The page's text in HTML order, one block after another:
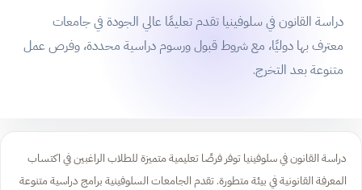
دراسة القانون في سلوفينيا تقدم تعليمًا عالي الجودة في جامعات
معترف بها دوليًا، مع شروط قبول ورسوم دراسية محددة، وفرص عمل
متنوعة بعد التخرج.
دراسة القانون في سلوفينيا توفر فرصًا تعليمية متميزة للطلاب الراغبين في اكتساب
المعرفة القانونية في بيئة متطورة. تقدم الجامعات السلوفينية برامج دراسية متنوعة